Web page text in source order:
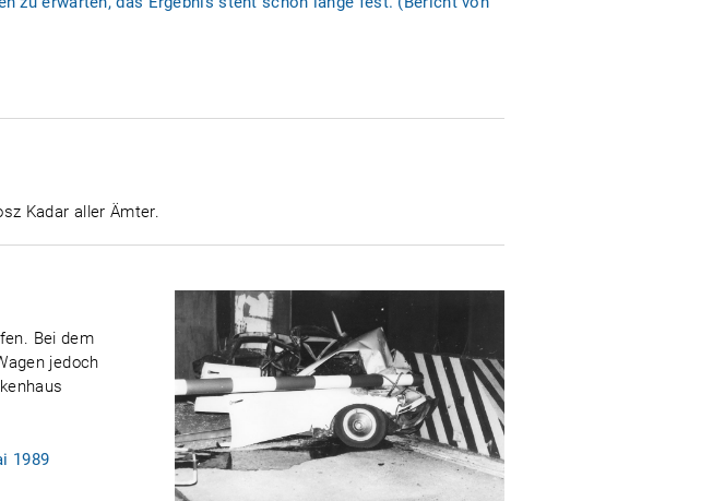
Kadar aller Ämter.
Bei dem
jedoch
1989